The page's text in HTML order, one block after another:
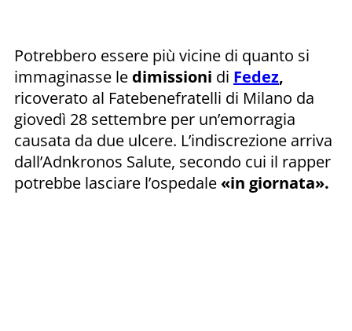
Potrebbero essere più vicine di quanto si
immaginasse le dimissioni di Fedez,
ricoverato al Fatebenefratelli di Milano da
giovedì 28 settembre per un’emorragia
causata da due ulcere. L’indiscrezione arriva
dall’Adnkronos Salute, secondo cui il rapper
potrebbe lasciare l’ospedale«in giornata».